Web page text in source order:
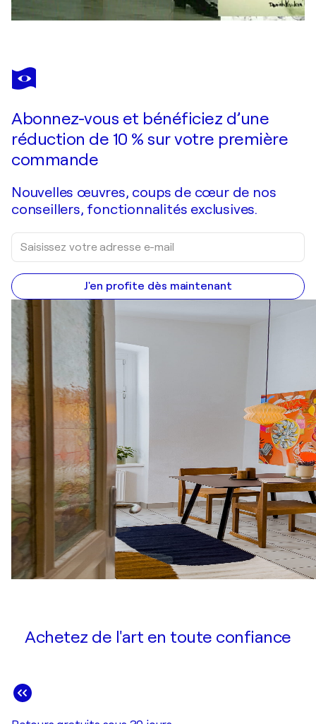
Abonnez-vous et bénéficiez d’une
réduction de 10 % sur votre première
commande
Nouvelles œuvres, coups de cœur de nos
conseillers, fonctionnalités exclusives.
J'en profite dès maintenant
Achetez de l'art en toute confiance